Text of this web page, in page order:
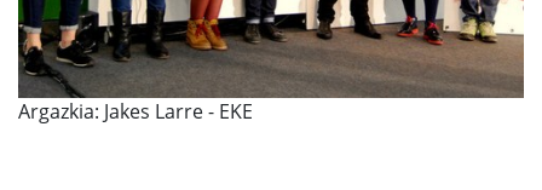
Argazkia: Jakes Larre - EKE